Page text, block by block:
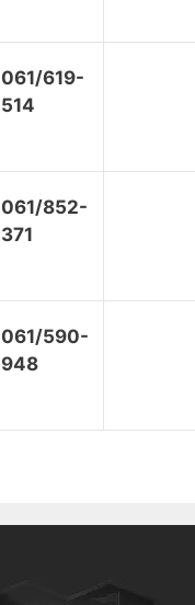
061/619-
514
061/852-
371
061/590-
948